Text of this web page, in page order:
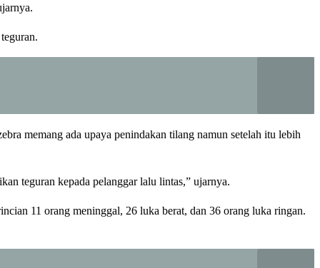
memang ada upaya penindakan tilang namun setelah itu lebih
teguran kepada pelanggar lalu lintas,” ujarnya.
11 orang meninggal, 26 luka berat, dan 36 orang luka ringan.